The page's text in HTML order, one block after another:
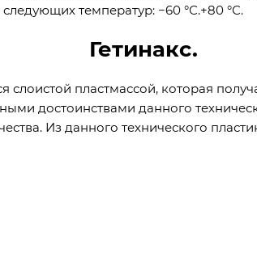
температур: −60 °С.+80 °С.
Гетинакс.
слоистой пластмассой, которая
достоинствами данного
Из данного технического